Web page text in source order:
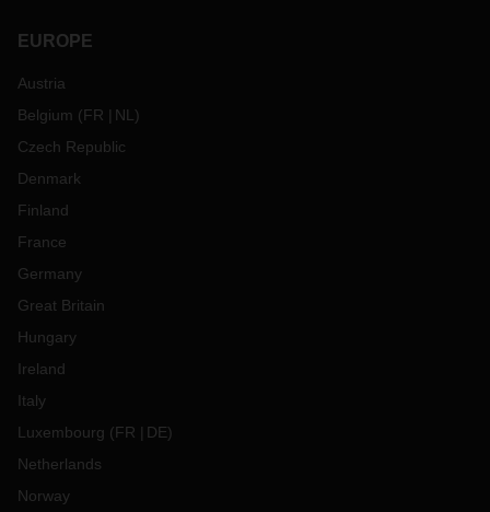
EUROPE
Austria
Belgium (FR NL )
Czech Republic
Denmark
Finland
France
Germany
Great Britain
Hungary
Ireland
Italy
Luxembourg (FR DE)
Netherlands
Norway